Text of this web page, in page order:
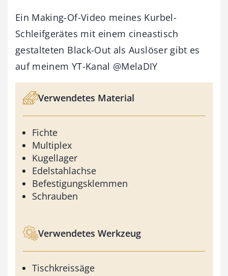
Ein Making-Of-Video meines Kurbel-
Schleifgerätes mit einem cineastisch
gestalteten Black-Out als Auslöser gibt es
auf meinem YT-Kanal @MelaDIY
Verwendetes Material
Fichte
Multiplex
Kugellager
Edelstahlachse
Befestigungsklemmen
Schrauben
Verwendetes Werkzeug
Tischkreissäge